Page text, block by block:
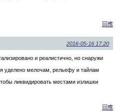
回應
2016-05-16 17:20
и реалистично, но снаружи
уделено мелочам, рельефу и тайлам
ликвидировать местами излишки
回應